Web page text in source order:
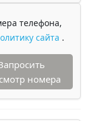
телефона,
сайта .
номера